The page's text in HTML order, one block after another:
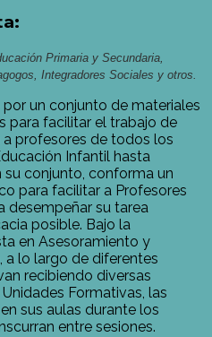
Primaria y Secundaria,
Integradores Sociales y otros.
un conjunto de materiales
para facilitar el trabajo de
profesores de todos los
Infantil hasta
su conjunto, conforma un
para facilitar a Profesores
desempeñar su tarea
posible. Bajo la
en Asesoramiento y
a lo largo de diferentes
recibiendo diversas
Formativas, las
sus aulas durante los
entre sesiones.